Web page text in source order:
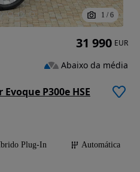
1 / 6
P300e HSE
Plug-In
Automática
31 990 EUR
Abaixo da média